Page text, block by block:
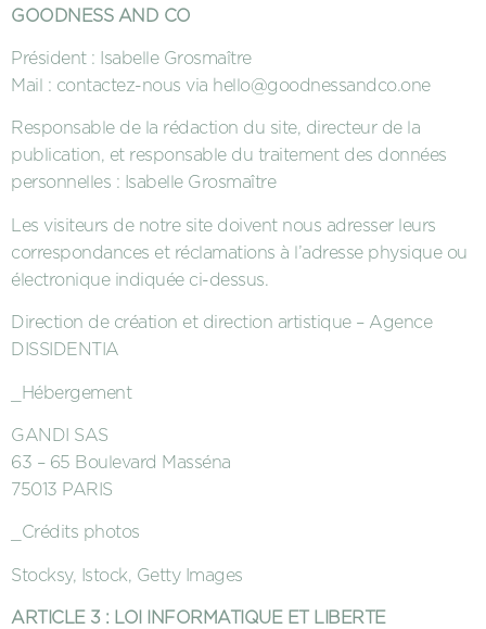
GOODNESS AND CO
Président : Isabelle Grosmaître
Mail : contactez-nous via hello@goodnessandco.one
Responsable de la rédaction du site, directeur de la
publication, et responsable du traitement des données
personnelles : Isabelle Grosmaître
Les visiteurs de notre site doivent nous adresser leurs
correspondances et réclamations à l’adresse physique ou
électronique indiquée ci-dessus.
Direction de création et direction artistique – Agence
DISSIDENTIA
_Hébergement
GANDI SAS
63 – 65 Boulevard Masséna
75013 PARIS
_Crédits photos
Stocksy, Istock, Getty Images
ARTICLE 3 : LOI INFORMATIQUE ET LIBERTE